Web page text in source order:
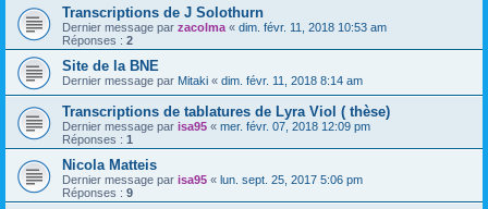
Transcriptions de J Solothurn
Dernier message par zacolma « dim. févr. 11, 2018 10:53 am
Réponses : 2
Site de la BNE
Dernier message par Mitaki « dim. févr. 11, 2018 8:14 am
Transcriptions de tablatures de Lyra Viol ( thèse)
Dernier message par isa95 « mer. févr. 07, 2018 12:09 pm
Réponses : 1
Nicola Matteis
Dernier message par isa95 « lun. sept. 25, 2017 5:06 pm
Réponses : 9